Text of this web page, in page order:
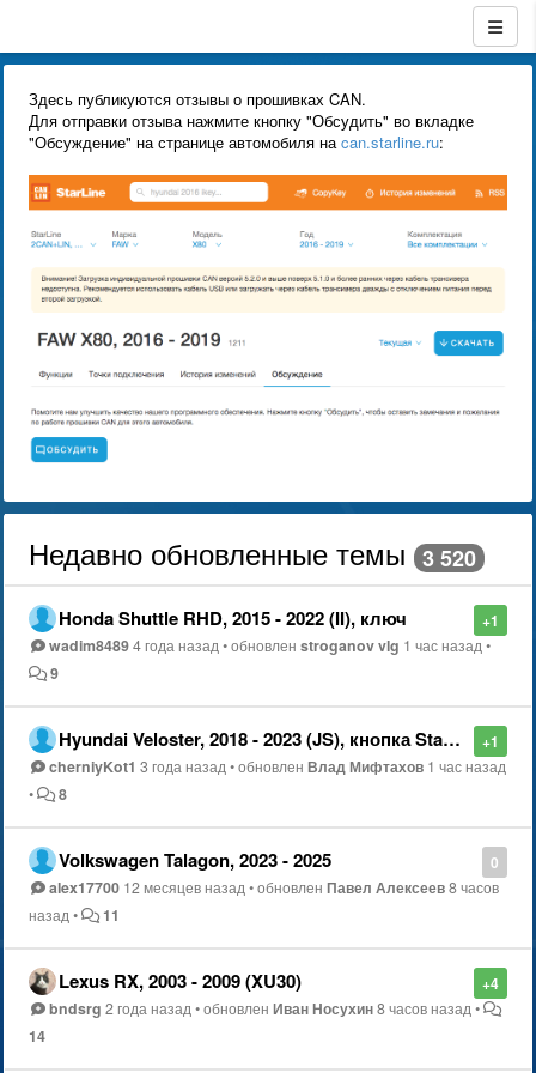
Здесь публикуются отзывы о прошивках CAN.
Для отправки отзыва нажмите кнопку "Обсудить" во вкладке
"Обсуждение" на странице автомобиля наcan.starline.ru:
Недавно обновленные темы 3 520
+1
Honda Shuttle RHD, 2015 - 2022 (II), ключ
wadim84894 года назад•обновленstroganov vlg 1 час назад•
9
+1
Hyundai Veloster, 2018 - 2023 (JS), кнопка Start-Stop (beta-версия)
cherniyKot1 3 года назад•обновленВлад Мифтахов 1 час назад
•
8
0
Volkswagen Talagon, 2023 - 2025
alex17700 12 месяцев назад•обновленПавел Алексеев8 часов
назад• 11
+4
Lexus RX, 2003 - 2009 (XU30)
bndsrg 2 года назад•обновленИван Носухин8 часов назад•
14